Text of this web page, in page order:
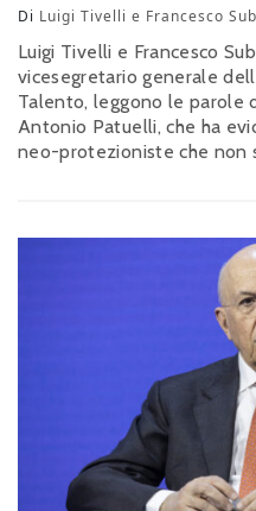
Di Luigi Tivelli e Francesco
Luigi Tivelli e Francesco
vicesegretario generale
Talento, leggono le parole
Antonio Patuelli, che ha
neo-protezioniste che non